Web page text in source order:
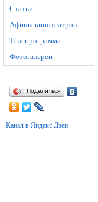
Статьи
Афиша кинотеатров
Телепрограмма
Фотогалереи
Поделиться
Канал в Яндекс.Дзен